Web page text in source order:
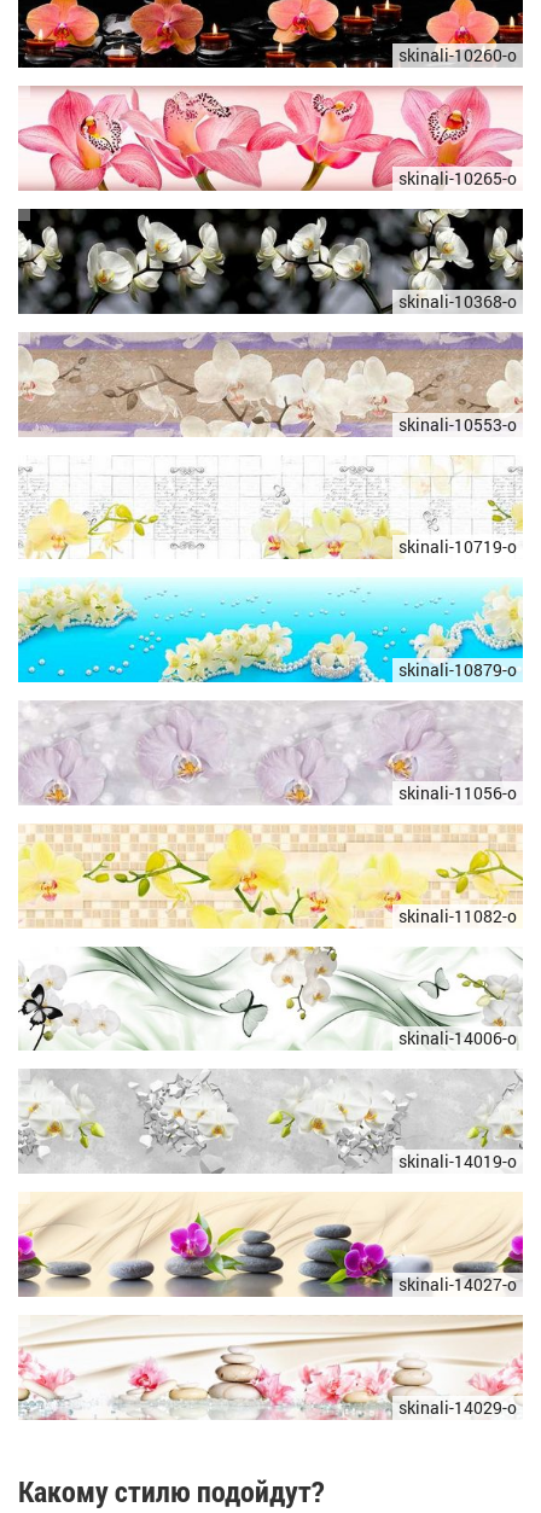
skinali-10260-o
skinali-10265-o
skinali-10368-o
skinali-10553-o
skinali-10719-o
skinali-10879-o
skinali-11056-o
skinali-11082-o
skinali-14006-o
skinali-14019-o
skinali-14027-o
skinali-14029-o
Какому стилю подойдут?